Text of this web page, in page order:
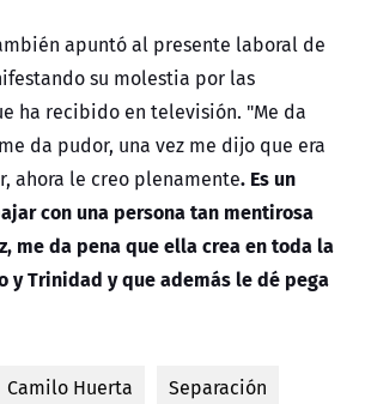
apuntó al presente laboral de
su molestia por las
ha recibido en televisión. "Me da
da pudor, una vez me dijo que era
ahora le creo plenamente. Es un
con una persona tan mentirosa
me da pena que ella crea en toda la
y Trinidad y que además le dé pega
Camilo Huerta Separación